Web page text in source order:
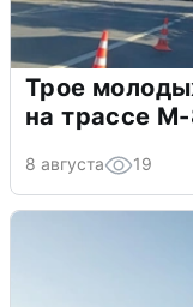
Трое
на трассе
8 августа 19